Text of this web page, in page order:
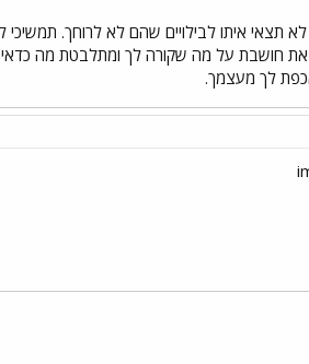
תצאי איתו לבילויים שהם לא לרוחך.
חושבת על מה שקורה לך ומתלבטת מה כדאי
לך מעצמך.